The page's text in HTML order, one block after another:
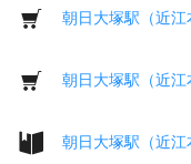
朝日大塚駅（近
朝日大塚駅（近
朝日大塚駅（近